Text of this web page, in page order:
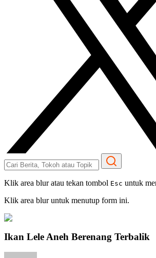
Klik area blur atau tekan tombol Esc untuk
Klik area blur untuk menutup form ini.
Ikan Lele Aneh Berenang Terbalik